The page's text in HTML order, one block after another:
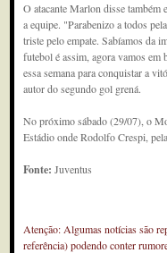
O atacante Marlon disse
a equipe. "Parabenizo a todos
triste pelo empate. Sabíamos da
futebol é assim, agora vamos em
essa semana para conquistar a
autor do segundo gol grená.
No próximo sábado (29/07), o
Estádio onde Rodolfo Crespi,
Fonte:Juventus
Atenção: Algumas notícias são
referência) podendo conter